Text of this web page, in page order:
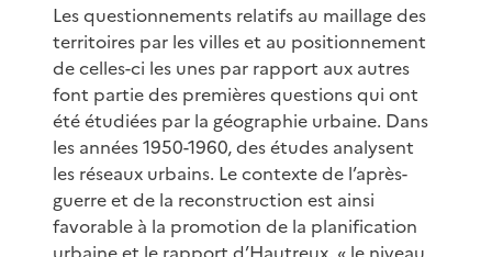
Les questionnements relatifs au maillage des
territoires par les villes et au positionnement
de celles-ci les unes par rapport aux autres
font partie des premières questions qui ont
été étudiées par la géographie urbaine. Dans
les années 1950-1960, des études analysent
les réseaux urbains. Le contexte de l’après-
guerre et de la reconstruction est ainsi
favorable à la promotion de la planification